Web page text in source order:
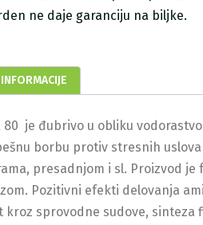
ne daje garanciju na biljke.
80 je đubrivo u obliku
borbu protiv stresnih
presadnjom i sl. Proizvod
Pozitivni efekti delovanja
sprovodne sudove,